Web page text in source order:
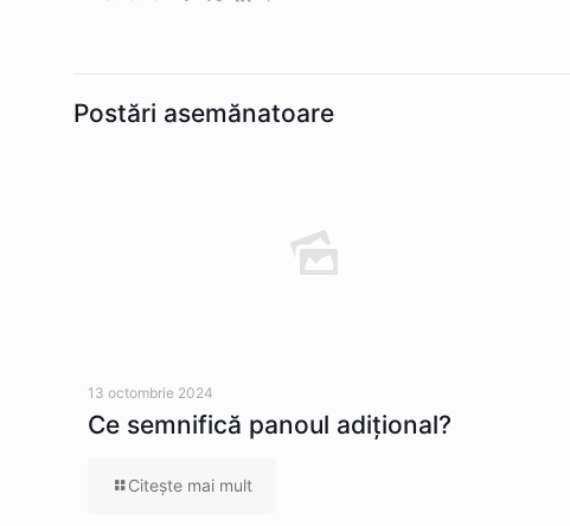
Postări asemănatoare
13 octombrie 2024
Ce semnifică panoul adițional?
Citeşte mai mult